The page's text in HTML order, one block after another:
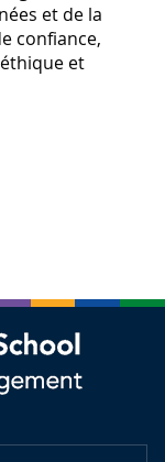
et de la
confiance,
et